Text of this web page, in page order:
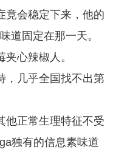
竟会稳定下来，他的
道固定在那一天。
心辣椒人。
，几乎全国找不出第
他正常生理特征不受
独有的信息素味道